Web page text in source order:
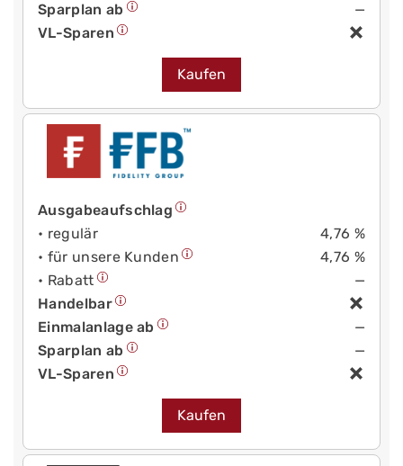
Sparplan ab
—
VL-Sparen
Kaufen
Ausgabeaufschlag
• regulär
4,76 %
• für unsere Kunden
4,76 %
• Rabatt
—
Handelbar
Einmalanlage ab
—
Sparplan ab
—
VL-Sparen
Kaufen